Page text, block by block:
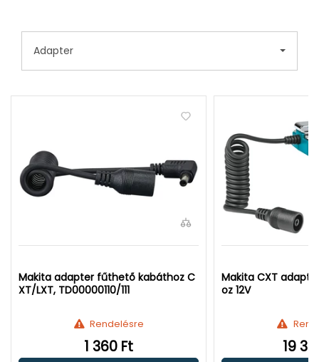
Adapter
Makita adapter fűthető kabáthoz C
XT/LXT, TD00000110/111
Rendelésre
1 360 Ft
Makita CXT
oz 12V
19